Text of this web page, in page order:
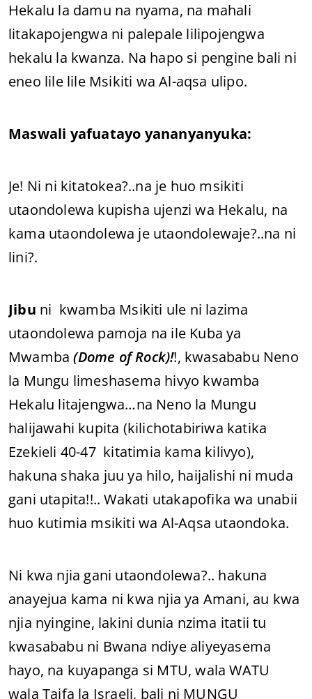
Hekalu la damu na nyama, na mahali
litakapojengwa ni palepale lilipojengwa
hekalu la kwanza. Na hapo si pengine bali ni
eneo lile lile Msikiti wa Al-aqsa ulipo.
Maswali yafuatayo yananyanyuka:
Je! Ni ni kitatokea?..na je huo msikiti
utaondolewa kupisha ujenzi wa Hekalu, na
kama utaondolewa je utaondolewaje?..na ni
lini?.
Jibu ni kwamba Msikiti ule ni lazima
utaondolewa pamoja na ile Kuba ya
Mwamba(Dome of Rock)!!, kwasababu Neno
la Mungu limeshasema hivyo kwamba
Hekalu litajengwa…na Neno la Mungu
halijawahi kupita (kilichotabiriwa katika
Ezekieli 40-47 kitatimia kama kilivyo),
hakuna shaka juu ya hilo, haijalishi ni muda
gani utapita!!.. Wakati utakapofika wa unabii
huo kutimia msikiti wa Al-Aqsa utaondoka.
Ni kwa njia gani utaondolewa?.. hakuna
anayejua kama ni kwa njia ya Amani, au kwa
njia nyingine, lakini dunia nzima itatii tu
kwasababu ni Bwana ndiye aliyeyasema
hayo, na kuyapanga si MTU, wala WATU
wala Taifa la Israeli, bali ni MUNGU